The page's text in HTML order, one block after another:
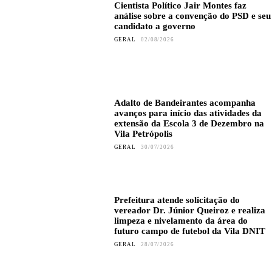
Cientista Político Jair Montes faz
análise sobre a convenção do PSD e seu
candidato a governo
GERAL 02/08/2026
Adalto de Bandeirantes acompanha
avanços para início das atividades da
extensão da Escola 3 de Dezembro na
Vila Petrópolis
GERAL 30/07/2026
Prefeitura atende solicitação do
vereador Dr. Júnior Queiroz e realiza
limpeza e nivelamento da área do
futuro campo de futebol da Vila DNIT
GERAL 28/07/2026